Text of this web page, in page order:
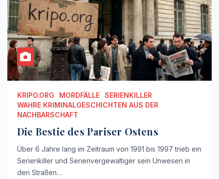
KRIPO.ORG MORDFÄLLE SERIENKILLER
WAHRE KRIMINALGESCHICHTEN AUS DER
NACHBARSCHAFT
Die Bestie des Pariser Ostens
Über 6 Jahre lang im Zeitraum von 1991 bis 1997 trieb ein
Serienkiller und Serienvergewaltiger sein Unwesen in
den Straßen…